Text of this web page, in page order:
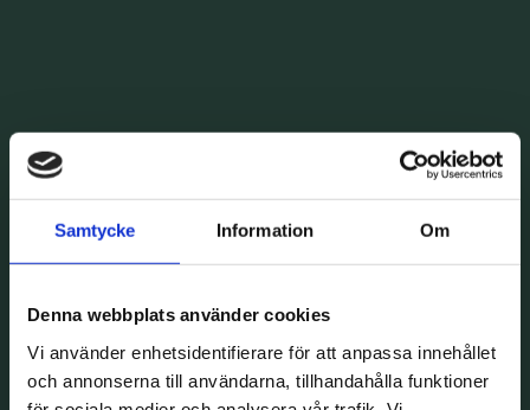
Samtycke Information Om
Denna webbplats använder cookies
Vi använder enhetsidentifierare för att anpassa innehållet
och annonserna till användarna, tillhandahålla funktioner